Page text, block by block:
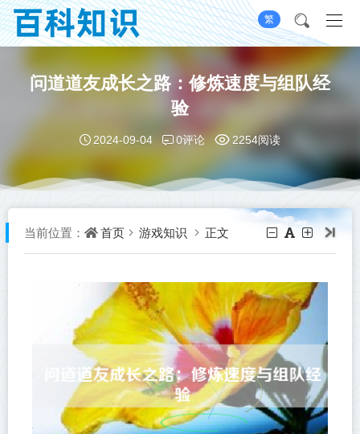
繁
问道道友成长之路：修炼速度与组队经
验
2024-09-04 0评论 2254阅读
当前位置： 首页 游戏知识 正文